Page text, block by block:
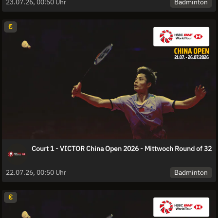
23.07.26, 00:50 Uhr Badminton
€
Court 1 - VICTOR China Open 2026 - Mittwoch Round of 32
22.07.26, 00:50 Uhr Badminton
€